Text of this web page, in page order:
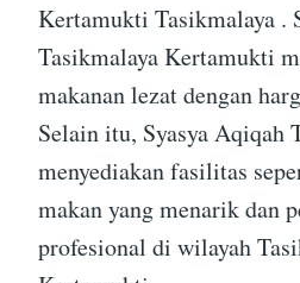
Kertamukti Tasikmalaya .
Tasikmalaya Kertamukti
makanan lezat dengan
Selain itu, Syasya Aqiqah
menyediakan fasilitas
makan yang menarik dan
profesional di wilayah